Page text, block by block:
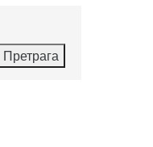
Претрага